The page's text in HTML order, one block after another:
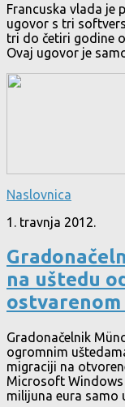
Francuska vlada je
ugovor s tri
tri do četiri godine
Ovaj ugovor je
Naslovnica
1. travnja 2012.
na uštedu
Gradonačelnik
ogromnim
migraciji na
Microsoft Windows
milijuna eura samo